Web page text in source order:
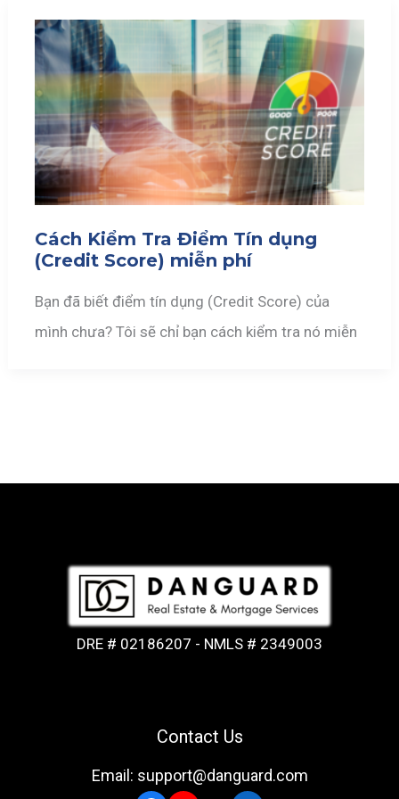
Cách Kiểm Tra Điểm Tín dụng
(Credit Score) miễn phí
Bạn đã biết điểm tín dụng (Credit Score) của
mình chưa? Tôi sẽ chỉ bạn cách kiểm tra nó miễn
DRE # 02186207 - NMLS # 2349003
Contact Us
Email: support@danguard.com
Facebook
YouTubeLinkedIn